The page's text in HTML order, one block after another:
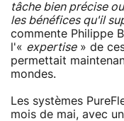
tâche bien précise
les bénéfices qu'il
commente Philippe
l'« expertise» de
permettait
mondes.
Les systèmes
mois de mai, avec